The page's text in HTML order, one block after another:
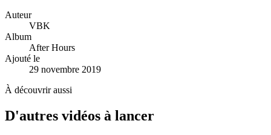
Auteur
VBK
Album
After Hours
Ajouté le
29 novembre 2019
À découvrir aussi
D'autres vidéos à lancer